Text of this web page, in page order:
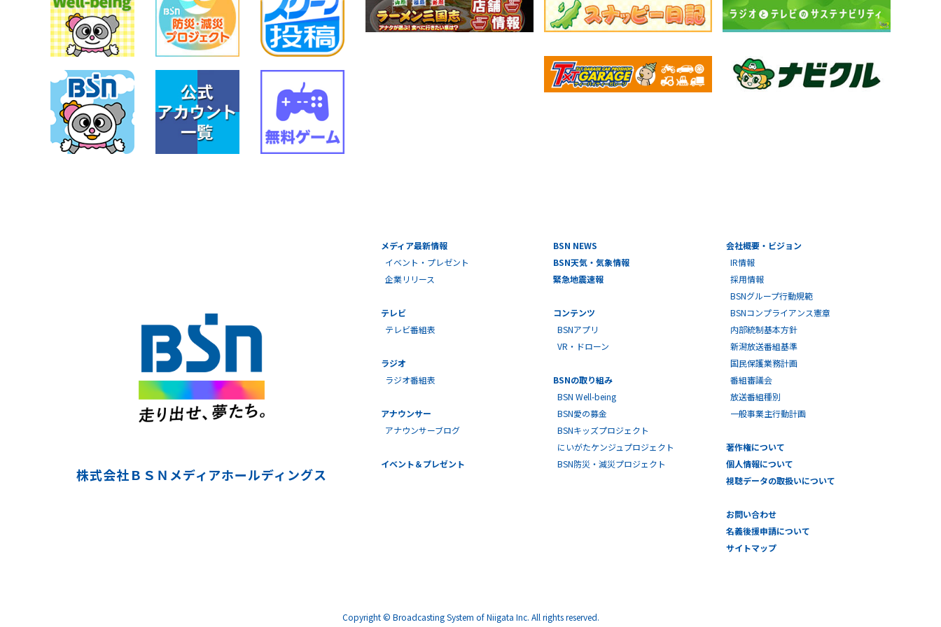
株式会社ＢＳＮメディアホールディングス
メディア最新情報
イベント・プレゼント
企業リリース
テレビ
テレビ番組表
ラジオ
ラジオ番組表
アナウンサー
アナウンサーブログ
イベント＆プレゼント
BSN NEWS
BSN天気・気象情報
緊急地震速報
コンテンツ
BSNアプリ
VR・ドローン
BSNの取り組み
BSN Well-being
BSN愛の募金
BSNキッズプロジェクト
にいがたケンジュプロジェクト
BSN防災・減災プロジェクト
会社概要・ビジョン
IR情報
採用情報
BSNグループ行動規範
BSNコンプライアンス憲章
内部統制基本方針
新潟放送番組基準
国民保護業務計画
番組審議会
放送番組種別
一般事業主行動計画
著作権について
個人情報について
視聴データの取扱いについて
お問い合わせ
名義後援申請について
サイトマップ
Copyright © Broadcasting System of Niigata Inc. All rights reserved.